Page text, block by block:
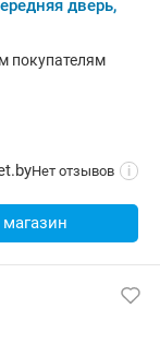
дверь,
покупателям
Нет отзывов i
магазин